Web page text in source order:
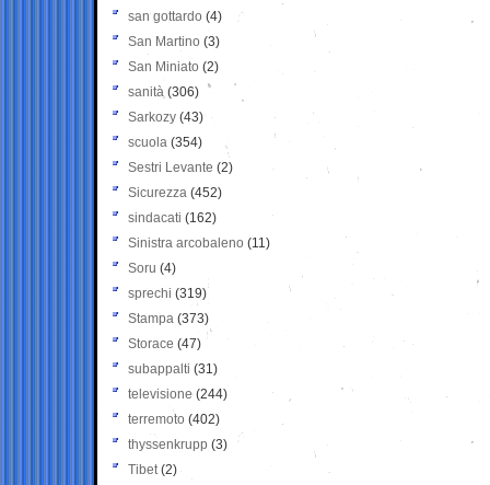
san gottardo (4)
San Martino (3)
San Miniato (2)
sanità (306)
Sarkozy (43)
scuola (354)
Sestri Levante (2)
Sicurezza (452)
sindacati (162)
Sinistra arcobaleno (11)
Soru (4)
sprechi (319)
Stampa (373)
Storace (47)
subappalti (31)
televisione(244)
terremoto (402)
thyssenkrupp (3)
Tibet(2)